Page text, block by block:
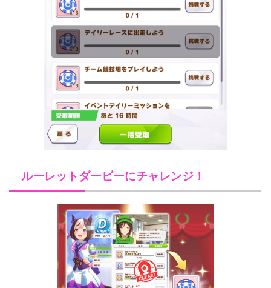
ルーレットダービーにチャレンジ！